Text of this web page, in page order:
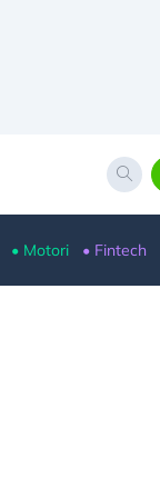
• Motori • Fintech